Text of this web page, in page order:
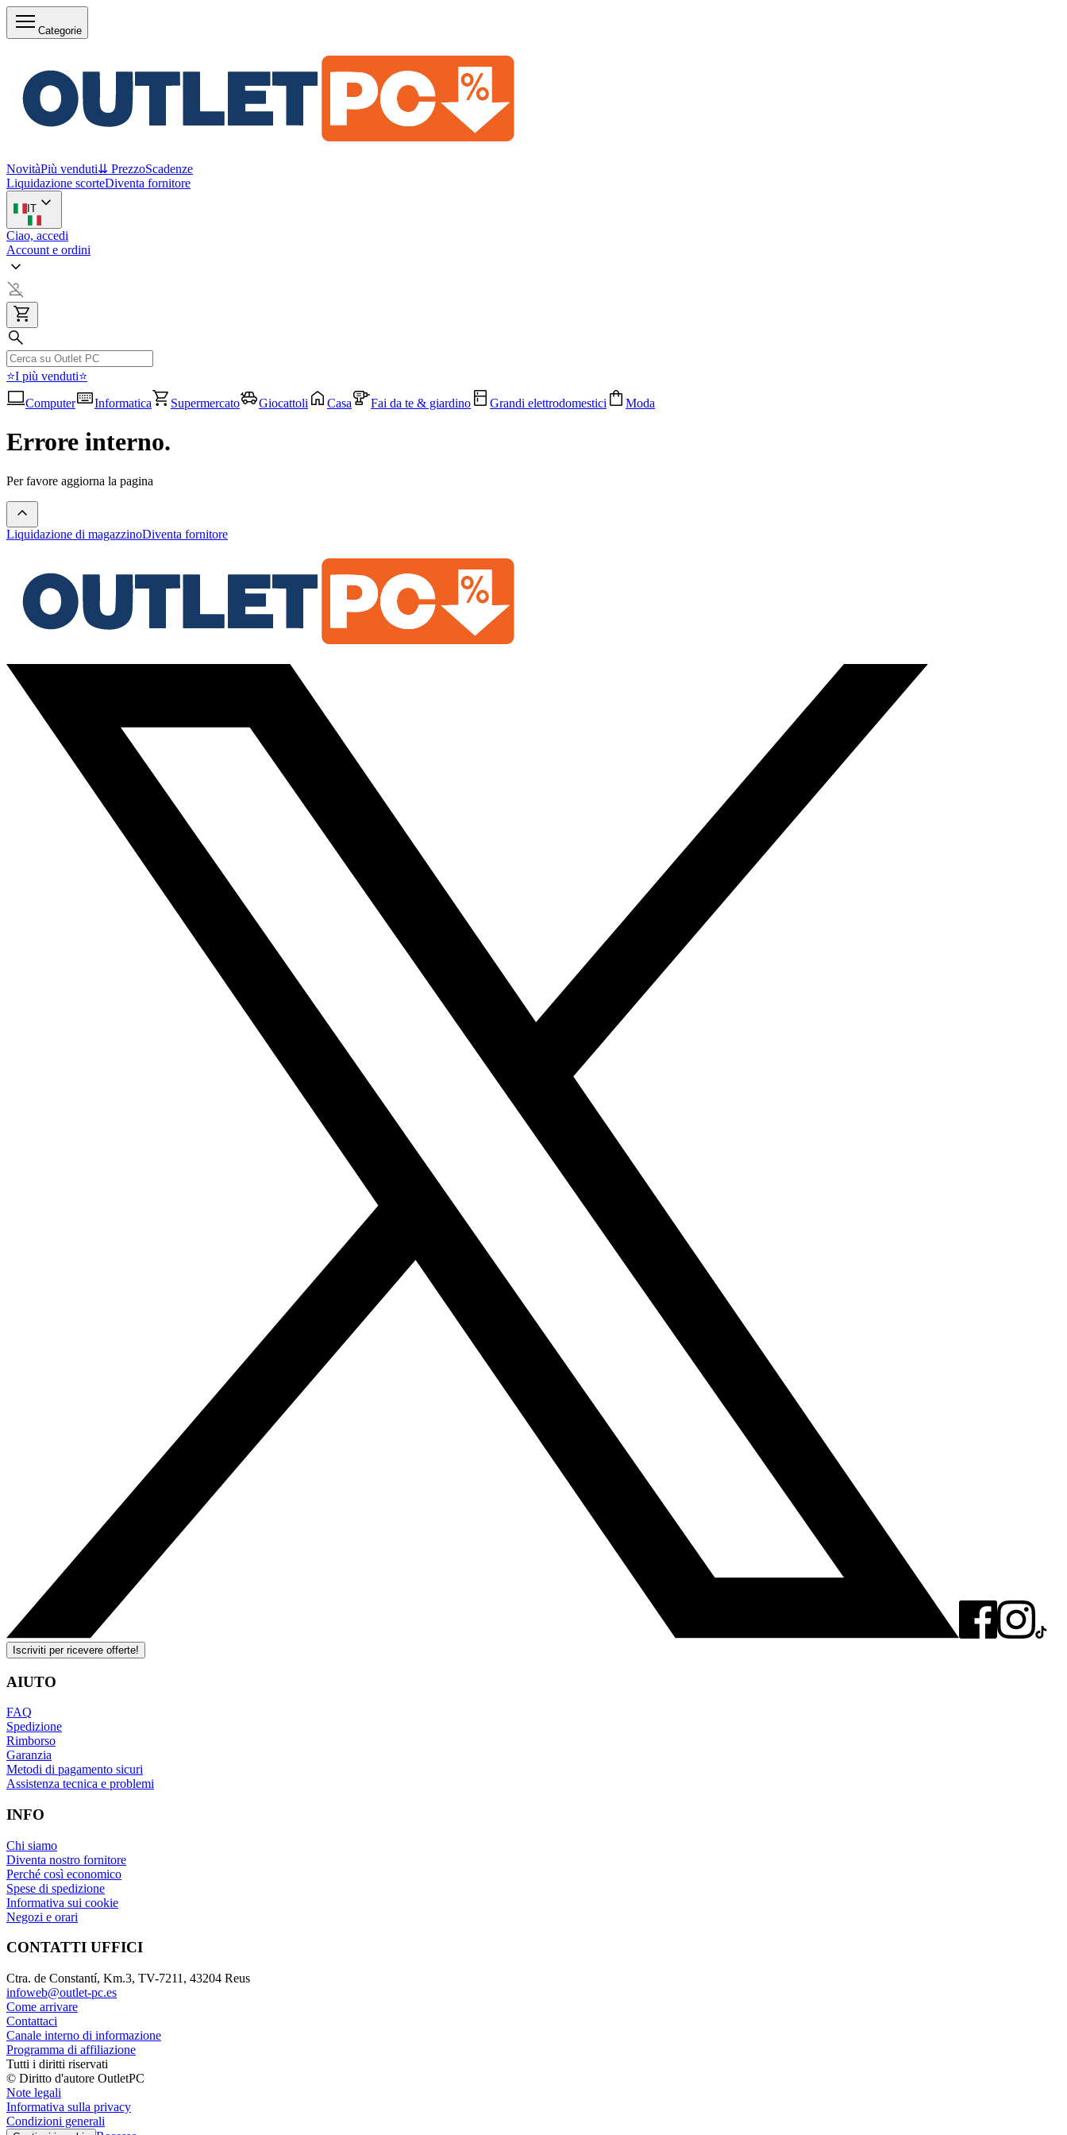
Categorie
NovitàPiù venduti⇊ PrezzoScadenze
Liquidazione scorteDiventa fornitore
IT
Ciao, accedi
Account e ordini
⭐I più venduti⭐
Computer
Informatica Supermercato Giocattoli Casa Fai da te & giardino Grandi elettrodomestici Moda
Errore interno.
Per favore aggiorna la pagina
Liquidazione di magazzinoDiventa fornitore
Iscriviti per ricevere offerte!
AIUTO
FAQ
Spedizione
Rimborso
Garanzia
Metodi di pagamento sicuri
Assistenza tecnica e problemi
INFO
Chi siamo
Diventa nostro fornitore
Perché così economico
Spese di spedizione
Informativa sui cookie
Negozi e orari
CONTATTI UFFICI
Ctra. de Constantí, Km.3, TV-7211, 43204 Reus
infoweb@outlet-pc.es
Come arrivare
Contattaci
Canale interno di informazione
Programma di affiliazione
Tutti i diritti riservati
© Diritto d'autore OutletPC
Note legali
Informativa sulla privacy
Condizioni generali